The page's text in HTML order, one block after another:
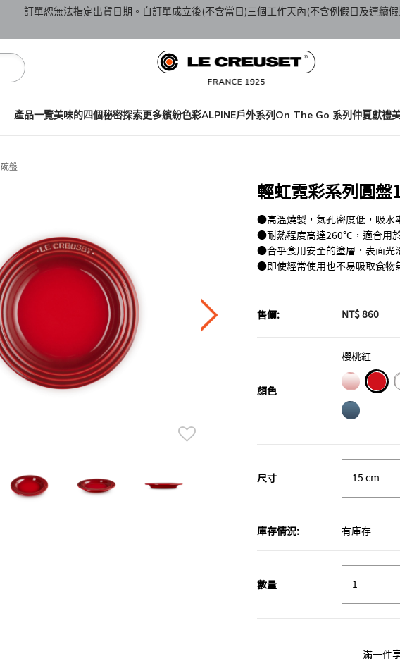
訂單恕無法指定出貨日期。自訂單成立後(不含當日)三個工作天內(不含例假日及連續
產品一覽美味的四個秘密探索更多繽紛色彩ALPINE戶外系列On The Go 系列仲夏獻禮
碗盤
輕虹霓彩系列圓盤
●高溫燒製，氣孔密度低，吸水
●耐熱程度高達260℃，適合用
●合乎食用安全的塗層，表面光
●即使經常使用也不易吸取食物
售價: NT$ 860
顏色
櫻桃紅
尺寸
庫存情況: 有庫存
數量
滿一件